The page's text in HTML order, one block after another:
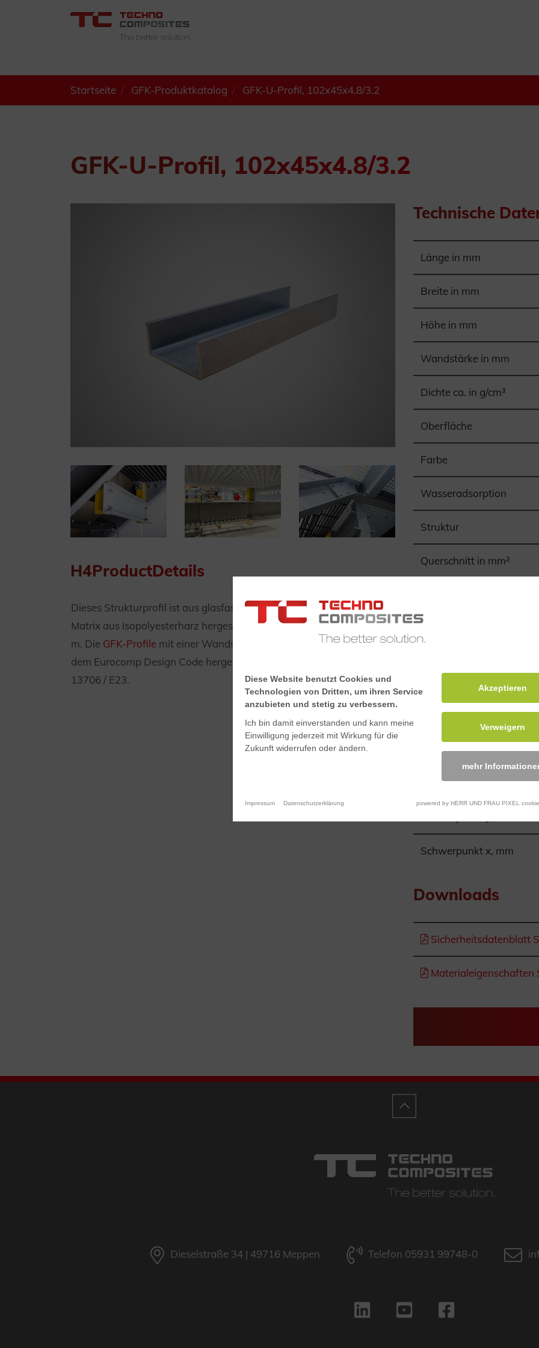
Startseite GFK-Produktkatalog GFK-U-Profil, 102x45x4.8/3.2
GFK-U-Profil, 102x45x4.8/3.2
Technische
Länge in mm
Breite in mm
Höhe in mm
Wandstärke in mm
Dichte ca. in g/cm³
Oberfläche
Farbe
Wasseradsorption
Struktur
Querschnitt in mm²
10³mm^4
Flächenträgheitsmoment
10³mm^4
Torsionskonstante J,
Schwerpunkt x, mm
Downloads
Sicherheitsdatenblatt
Materialeigenschaften
H4ProductDetails
Dieses Strukturprofil ist aus glasfaserverstärktem Kunststoff mit einer
Matrix aus Isopolyesterharz hergestellt. Die Standardlänge beträgt 6
m. Die GFK-Profile mit einer Wandstärke > 5 mm sind entsprechend
dem Eurocomp Design Code hergestellt und entsprechen der EN
13706 / E23.
Dieselstraße 34 | 49716 Meppen Telefon 05931 99748-0
Diese Website benutzt Cookies und
Technologien von Dritten, um ihren Service
anzubieten und stetig zu verbessern.
Ich bin damit einverstanden und kann meine
Einwilligung jederzeit mit Wirkung für die
Zukunft widerrufen oder ändern.
Akzeptieren
Verweigern
mehr
Impressum Datenschutzerklärung powered by HERR UND FRAU PIXEL